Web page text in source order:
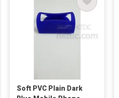
Soft PVC Plain Dark